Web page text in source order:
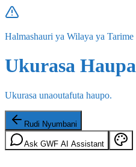
Halmashauri ya Wilaya ya Tarime
Ukurasa
Ukurasa unaoutafuta haupo.
Rudi Nyumbani
Ask GWF AI Assistant